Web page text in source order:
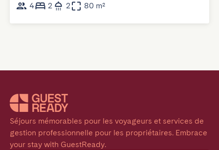
4
2 2 80 m²
Séjours mémorables pour les voyageurs et services de
gestion professionnelle pour les propriétaires. Embrace
your stay with GuestReady.